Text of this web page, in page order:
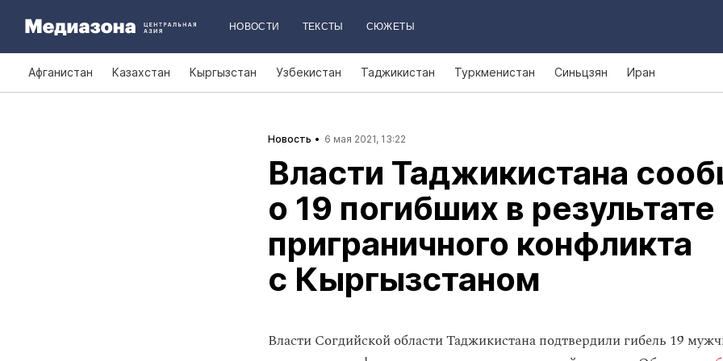
НОВОСТИ ТЕКСТЫ СЮЖЕТЫ
Афганистан Казахстан Кыргызстан Узбекистан Таджикистан Туркменистан Синьцзян Иран
Новость 6 мая 2021, 13:22
Власти Таджикистана
о 19 погибших в результате
приграничного конфликта
с Кыргызстаном
Власти Согдийской области Таджикистана подтвердили гибель 19